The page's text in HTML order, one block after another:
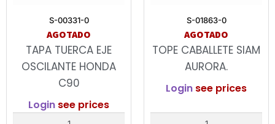
S-00331-0
AGOTADO
TAPA TUERCA EJE
OSCILANTE HONDA
C90
Login see prices
S-01863-0
AGOTADO
TOPE CABALLETE SIAM
AURORA.
Login see prices